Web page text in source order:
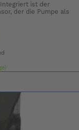
Integriert ist der
der die Pumpe als